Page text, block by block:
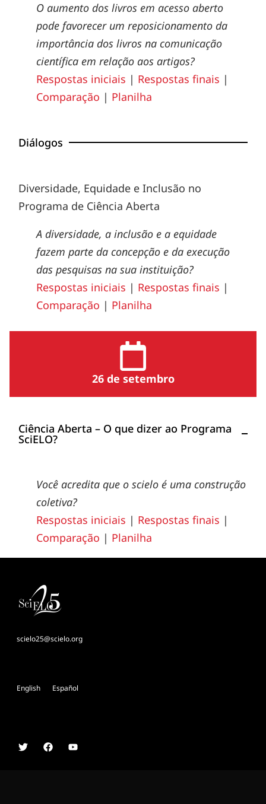
O aumento dos livros em acesso aberto
pode favorecer um reposicionamento da
importância dos livros na comunicação
científica em relação aos artigos?
Respostas iniciais | Respostas finais |
Comparação | Planilha
Diálogos
Diversidade, Equidade e Inclusão no
Programa de Ciência Aberta
A diversidade, a inclusão e a equidade
fazem parte da concepção e da execução
das pesquisas na sua instituição?
Respostas iniciais | Respostas finais |
Comparação | Planilha
26 de setembro
Ciência Aberta – O que dizer ao Programa
SciELO?
Você acredita que o scielo é uma construção
coletiva?
Respostas iniciais | Respostas finais |
Comparação | Planilha
scielo25@scielo.org
English Español